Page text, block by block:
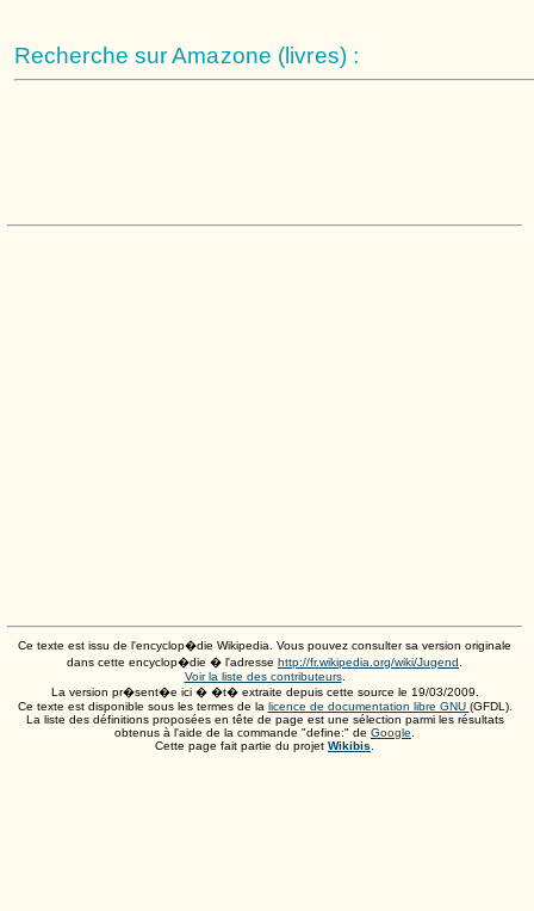
Recherche sur Amazone (livres) :
Ce texte est issu de l'encyclop�die Wikipedia. Vous pouvez consulter sa version originale
dans cette encyclop�die � l'adresse http://fr.wikipedia.org/wiki/Jugend.
Voir la liste des contributeurs.
La version pr�sent�e ici � �t� extraite depuis cette source le 19/03/2009.
Ce texte est disponible sous les termes de la licence de documentation libre GNU (GFDL).
La liste des définitions proposées en tête de page est une sélection parmi les résultats
obtenus à l'aide de la commande "define:" de Google.
Cette page fait partie du projet Wikibis.